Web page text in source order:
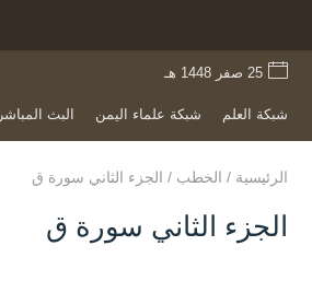
25 صفر 1448 هـ
شبكة العلم شبكة علماء اليمن البث المباشر
الرئيسية / الخطب / الجزء الثاني سورة ق
الجزء الثاني سورة ق